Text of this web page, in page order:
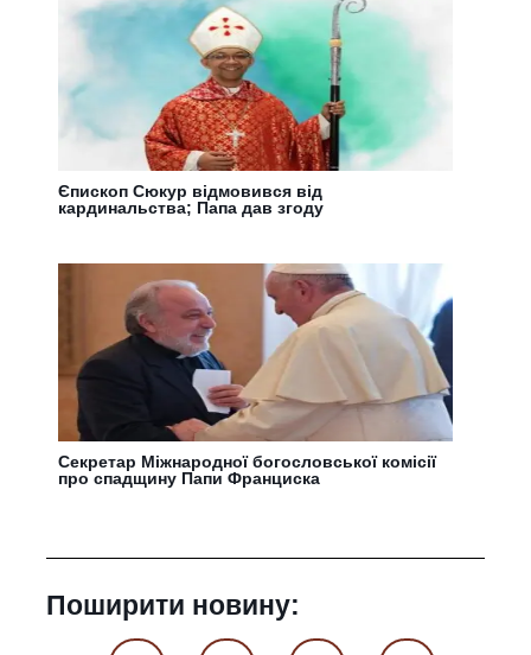
Єпископ Сюкур відмовився від
кардинальства; Папа дав згоду
Секретар Міжнародної богословської комісії
про спадщину Папи Франциска
Поширити новину: